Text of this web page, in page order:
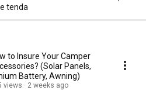
tenda
to Insure Your Camper
(Solar Panels,
Battery, Awning)
views 2 weeks ago